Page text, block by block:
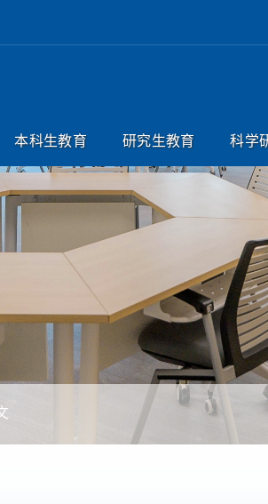
本科生教育 研究生教育 科学